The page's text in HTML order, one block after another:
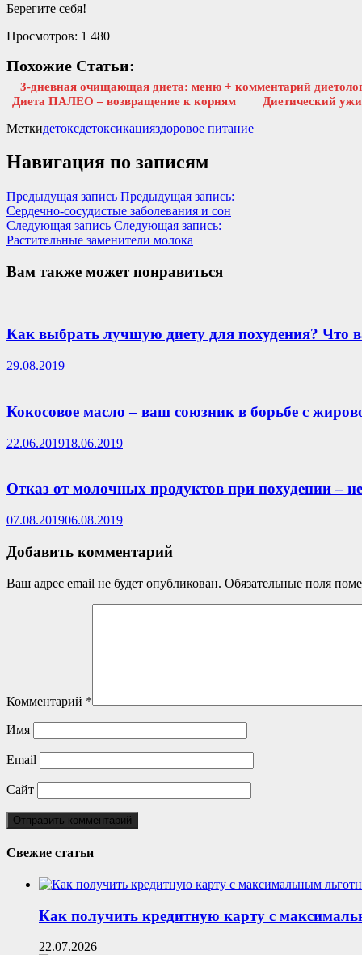
Берегите себя!
Просмотров: 1 480
Похожие Статьи:
3-дневная очищающая диета: меню + комментарий
Диета ПАЛЕО – возвращение к корням
Диетический
Меткидетоксдетоксикацияздоровое питание
Навигация по записям
Предыдущая запись Предыдущая запись:
Сердечно-сосудистые заболевания и сон
Следующая запись Следующая запись:
Растительные заменители молока
Вам также может понравиться
Как выбрать лучшую диету для похудения? Что
29.08.2019
Кокосовое масло – ваш союзник в борьбе с
22.06.201918.06.2019
Отказ от молочных продуктов при похудении –
07.08.201906.08.2019
Добавить комментарий
Ваш адрес email не будет опубликован. Обязательные поля
Комментарий *
Имя
Email
Сайт
Свежие статьи
Как получить кредитную карту с
22.07.2026